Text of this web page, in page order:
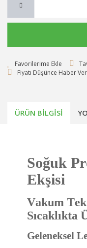
Fiyatı Düşünce Haber Ver
ÜRÜN BILGISI
Soğuk
Ekşisi
Vakum
Sıcaklıkta
Geleneksel